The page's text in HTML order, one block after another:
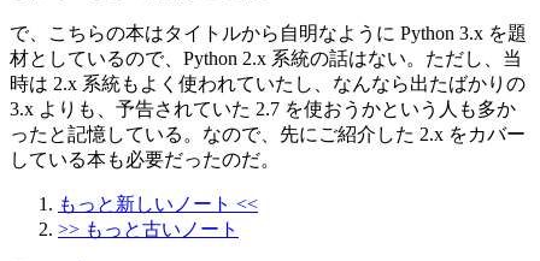
で、こちらの本はタイトルから自明なように Python 3.x を題
材としているので、Python 2.x 系統の話はない。ただし、当
時は 2.x 系統もよく使われていたし、なんなら出たばかりの
3.x よりも、予告されていた 2.7 を使おうかという人も多か
ったと記憶している。なので、先にご紹介した 2.x をカバー
している本も必要だったのだ。
もっと新しいノート <<
>> もっと古いノート